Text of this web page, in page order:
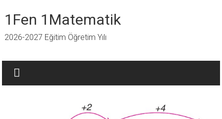
geç
1Fen 1Matematik
2026-2027 Eğitim Öğretim Yılı